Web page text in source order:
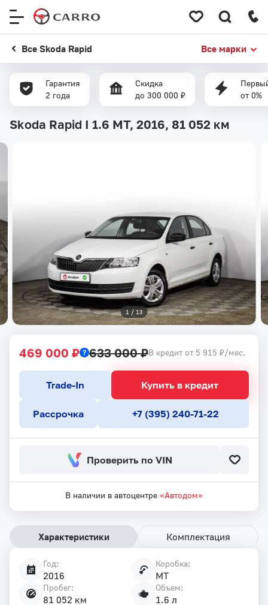
Все Skoda Rapid Все марки
Гарантия
2 года
Скидка
до 300 000 ₽
от 0%
Skoda Rapid I 1.6 MT, 2016, 81 052 км
1 / 13
469 000 ₽ 633 000 ₽В кредит от 5 915 ₽/мес.
Купить в кредит
Trade-In
Рассрочка +7 (395) 240-71-22
Проверить по VIN
В наличии в автоцентре «Автодом»
Характеристики Комплектация
Год:
2016
Коробка:
MT
Пробег:
81 052 км
Объем:
1.6 л